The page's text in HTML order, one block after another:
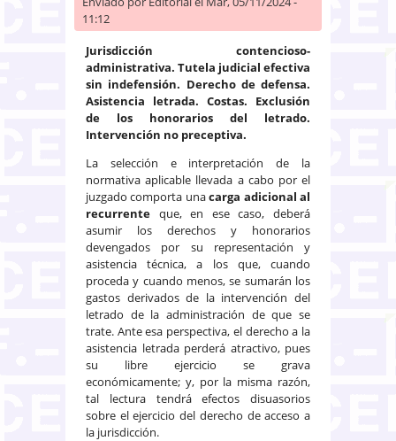
11:12
Jurisdicción contencioso-
administrativa. Tutela judicial efectiva
sin indefensión. Derecho de defensa.
Asistencia letrada. Costas. Exclusión
de los honorarios del letrado.
Intervención no preceptiva.
La selección e interpretación de la
normativa aplicable llevada a cabo por el
juzgado comporta unacarga adicional al
recurrente que, en ese caso, deberá
asumir los derechos y honorarios
devengados por su representación y
asistencia técnica, a los que, cuando
proceda y cuando menos, se sumarán los
gastos derivados de la intervención del
letrado de la administración de que se
trate. Ante esa perspectiva, el derecho a la
asistencia letrada perderá atractivo, pues
su libre ejercicio se grava
económicamente; y, por la misma razón,
tal lectura tendrá efectos disuasorios
sobre el ejercicio del derecho de acceso a
la jurisdicción.